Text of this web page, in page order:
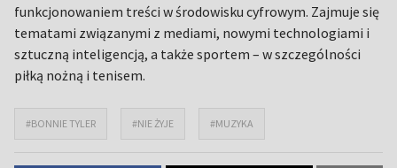
funkcjonowaniem treści w środowisku cyfrowym. Zajmuje się
tematami związanymi z mediami, nowymi technologiami i
sztuczną inteligencją, a także sportem – w szczególności
piłką nożną i tenisem.
#BONNIE TYLER #NIE ŻYJE #MUZYKA